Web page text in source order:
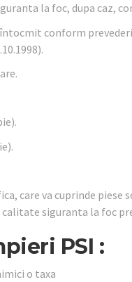
la foc, dupa caz,
conform
care va cuprinde
siguranta la foc
PSI :
o taxa